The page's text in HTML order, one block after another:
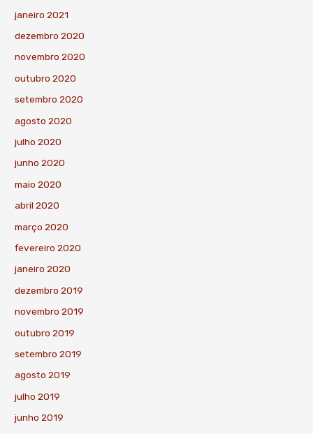
janeiro 2021
dezembro 2020
novembro 2020
outubro 2020
setembro 2020
agosto 2020
julho 2020
junho 2020
maio 2020
abril 2020
março 2020
fevereiro 2020
janeiro 2020
dezembro 2019
novembro 2019
outubro 2019
setembro 2019
agosto 2019
julho 2019
junho 2019